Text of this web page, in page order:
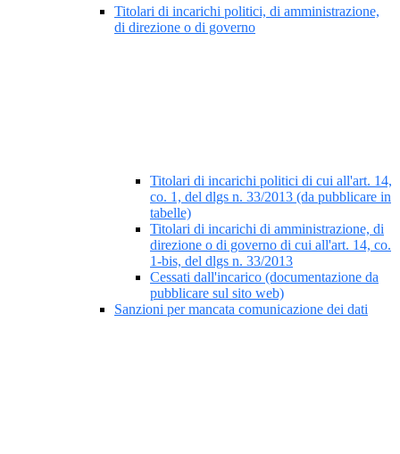
Titolari di incarichi politici, di amministrazione,
di direzione o di governo
Titolari di incarichi politici di cui all'art. 14,
co. 1, del dlgs n. 33/2013 (da pubblicare in
tabelle)
Titolari di incarichi di amministrazione, di
direzione o di governo di cui all'art. 14, co.
1-bis, del dlgs n. 33/2013
Cessati dall'incarico (documentazione da
pubblicare sul sito web)
Sanzioni per mancata comunicazione dei dati